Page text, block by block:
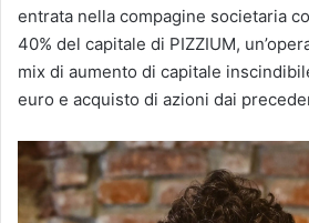
entrata nella compagine societaria
40% del capitale di PIZZIUM,
mix di aumento di capitale
euro e acquisto di azioni dai